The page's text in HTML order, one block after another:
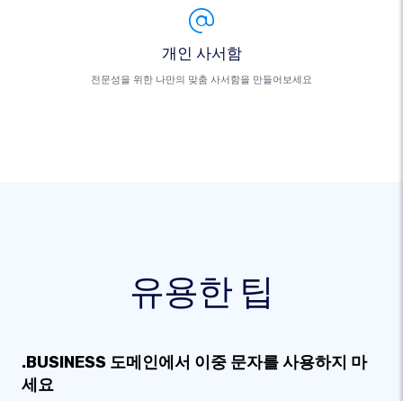
개인 사서함
전문성을 위한 나만의 맞춤 사서함을 만들어보세요
유용한 팁
.BUSINESS 도메인에서 이중 문자를 사용하지 마
세요